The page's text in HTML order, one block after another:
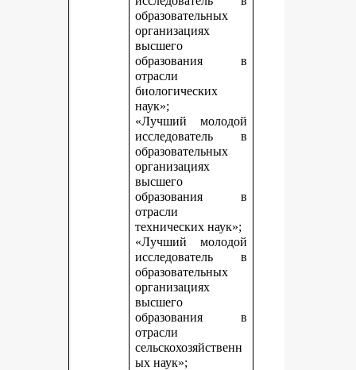
образовательных
организациях
высшего
образования в
отрасли
биологических
наук»;
«Лучший молодой
исследователь в
образовательных
организациях
высшего
образования в
отрасли
технических наук»;
«Лучший молодой
исследователь в
образовательных
организациях
высшего
образования в
отрасли
сельскохозяйственн
ых наук»;